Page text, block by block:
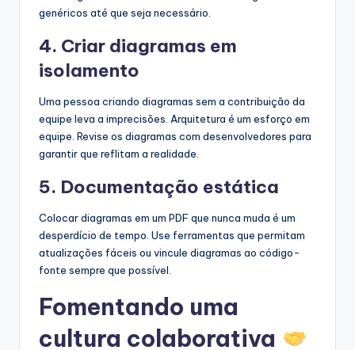
genéricos até que seja necessário.
4. Criar diagramas em
isolamento
Uma pessoa criando diagramas sem a contribuição da
equipe leva a imprecisões. Arquitetura é um esforço em
equipe. Revise os diagramas com desenvolvedores para
garantir que reflitam a realidade.
5. Documentação estática
Colocar diagramas em um PDF que nunca muda é um
desperdício de tempo. Use ferramentas que permitam
atualizações fáceis ou vincule diagramas ao código-
fonte sempre que possível.
Fomentando uma
cultura colaborativa